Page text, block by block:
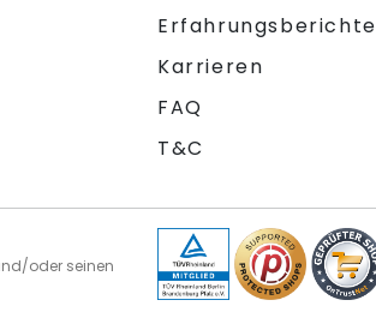
Erfahrungsberichte
Karrieren
FAQ
T&C
oder seinen